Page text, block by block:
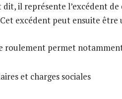
il représente l’excédent
excédent peut ensuite
roulement permet
et charges sociales